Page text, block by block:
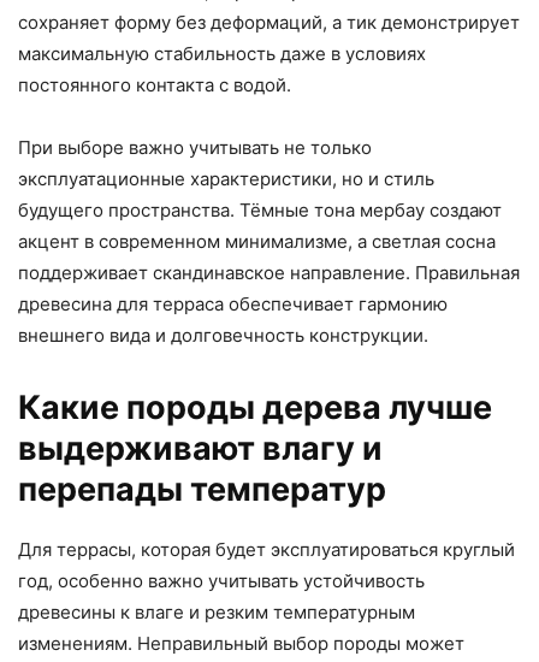
сохраняет форму без деформаций, а тик демонстрирует
максимальную стабильность даже в условиях
постоянного контакта с водой.
При выборе важно учитывать не только
эксплуатационные характеристики, но и стиль
будущего пространства. Тёмные тона мербау создают
акцент в современном минимализме, а светлая сосна
поддерживает скандинавское направление. Правильная
древесина для терраса обеспечивает гармонию
внешнего вида и долговечность конструкции.
Какие породы дерева лучше
выдерживают влагу и
перепады температур
Для террасы, которая будет эксплуатироваться круглый
год, особенно важно учитывать устойчивость
древесины к влаге и резким температурным
изменениям. Неправильный выбор породы может